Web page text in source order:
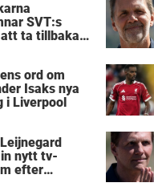
SVT:s
att ta tillbaka
ord om
Isaks nya
i Liverpool
nytt tv-
efter